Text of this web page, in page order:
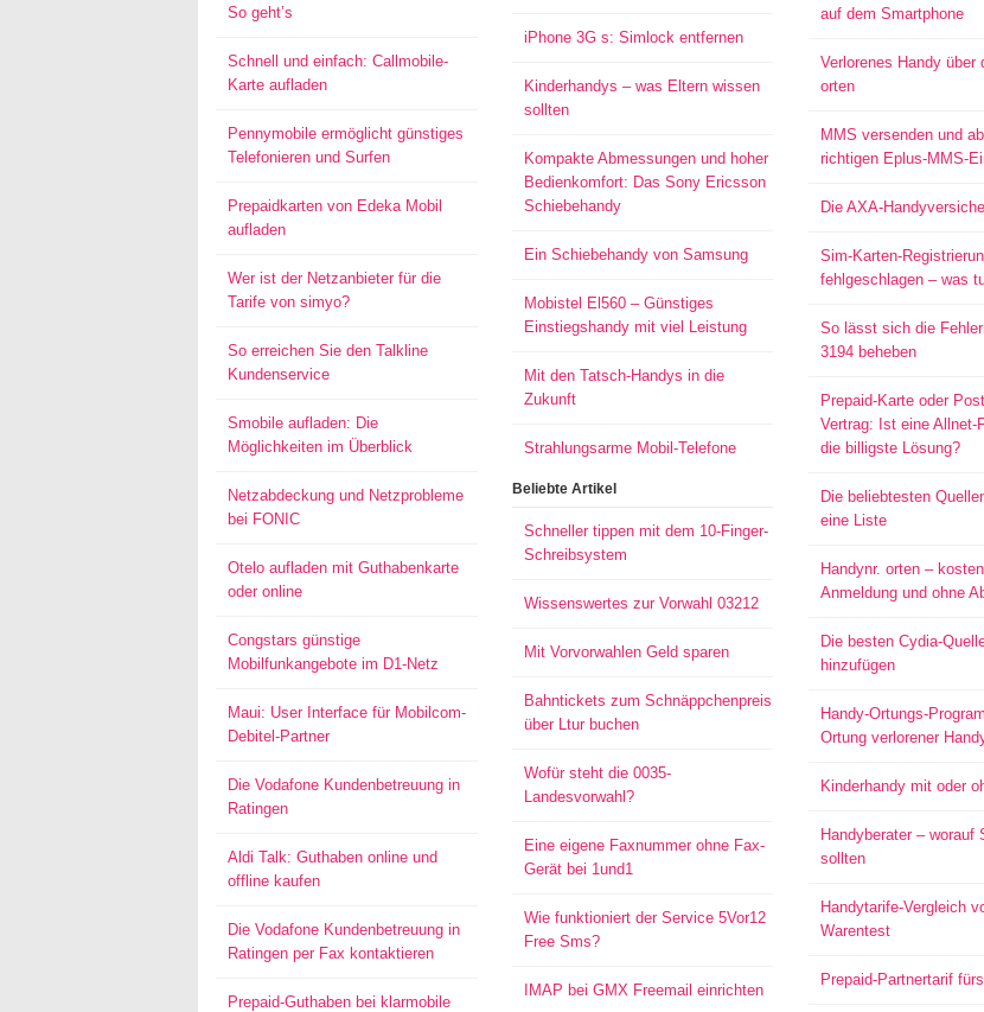
So geht’s
Schnell und einfach: Callmobile-
Karte aufladen
Pennymobile ermöglicht günstiges
Telefonieren und Surfen
Prepaidkarten von Edeka Mobil
aufladen
Wer ist der Netzanbieter für die
Tarife von simyo?
So erreichen Sie den Talkline
Kundenservice
Smobile aufladen: Die
Möglichkeiten im Überblick
Netzabdeckung und Netzprobleme
bei FONIC
Otelo aufladen mit Guthabenkarte
oder online
Congstars günstige
Mobilfunkangebote im D1-Netz
Maui: User Interface für Mobilcom-
Debitel-Partner
Die Vodafone Kundenbetreuung in
Ratingen
Aldi Talk: Guthaben online und
offline kaufen
Die Vodafone Kundenbetreuung in
Ratingen per Fax kontaktieren
Prepaid-Guthaben bei klarmobile
iPhone 3G s: Simlock entfernen
Kinderhandys – was Eltern wissen
sollten
Kompakte Abmessungen und hoher
Bedienkomfort: Das Sony Ericsson
Schiebehandy
Ein Schiebehandy von Samsung
Mobistel El560 – Günstiges
Einstiegshandy mit viel Leistung
Mit den Tatsch-Handys in die
Zukunft
Strahlungsarme Mobil-Telefone
Beliebte Artikel
Schneller tippen mit dem 10-Finger-
Schreibsystem
Wissenswertes zur Vorwahl 03212
Mit Vorvorwahlen Geld sparen
Bahntickets zum Schnäppchenpreis
über Ltur buchen
Wofür steht die 0035-
Landesvorwahl?
Eine eigene Faxnummer ohne Fax-
Gerät bei 1und1
Wie funktioniert der Service 5Vor12
Free Sms?
IMAP bei GMX Freemail einrichten
auf dem Smartphone
Verlorenes Handy über
orten
MMS versenden und
richtigen Eplus-MMS-
Die AXA-
Sim-Karten-
fehlgeschlagen – was
So lässt sich die
3194 beheben
Prepaid-Karte oder
Vertrag: Ist eine Allnet-
die billigste Lösung?
Die beliebtesten
eine Liste
Handynr. orten –
Anmeldung und ohne
Die besten Cydia-
hinzufügen
Handy-Ortungs-
Ortung verlorener
Kinderhandy mit oder
Handyberater – worauf
sollten
Handytarife-Vergleich
Warentest
Prepaid-Partnertarif